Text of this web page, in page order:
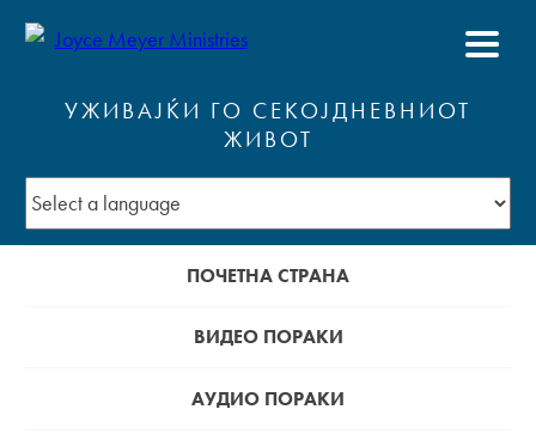
УЖИВАЈЌИ ГО СЕКОЈДНЕВНИОТ
ЖИВОТ
ПОЧЕТНА СТРАНА
ВИДЕО ПОРАКИ
АУДИО ПОРАКИ